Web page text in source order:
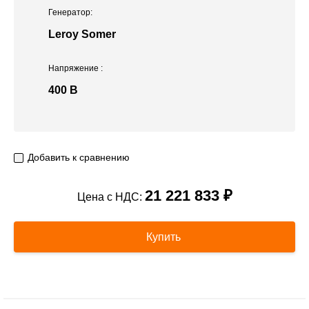
Напряжение :
400 В
Генератор:
Leroy Somer
Добавить к сравнению
Цена с НДС: 21 221 833 ₽
Купить